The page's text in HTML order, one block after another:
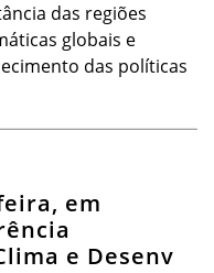
das regiões
globais e
das políticas
em
e Desenv